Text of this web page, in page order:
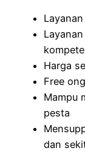
Harga
Free
Mampu
pesta
dan